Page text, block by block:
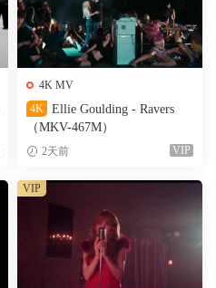
4K MV
4K
Ellie Goulding - Ravers
（MKV-467M）
2天前 VIP
VIP